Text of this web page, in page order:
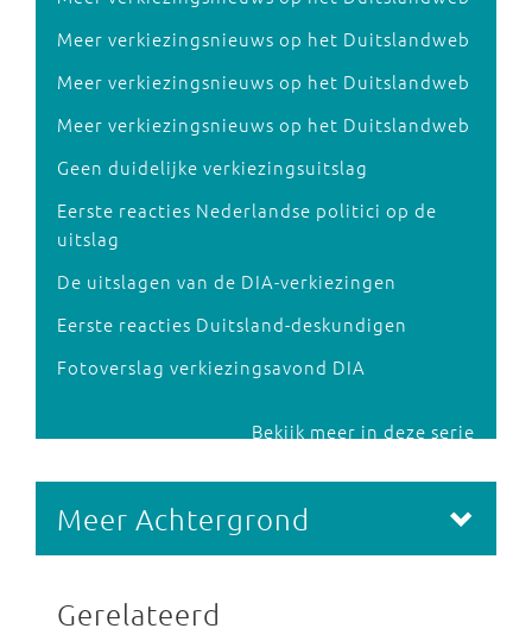
Meer verkiezingsnieuws op het Duitslandweb
Meer verkiezingsnieuws op het Duitslandweb
Meer verkiezingsnieuws op het Duitslandweb
Geen duidelijke verkiezingsuitslag
Eerste reacties Nederlandse politici op de
uitslag
De uitslagen van de DIA-verkiezingen
Eerste reacties Duitsland-deskundigen
Fotoverslag verkiezingsavond DIA
Bekijk meer in deze serie
Meer Achtergrond
Gerelateerd